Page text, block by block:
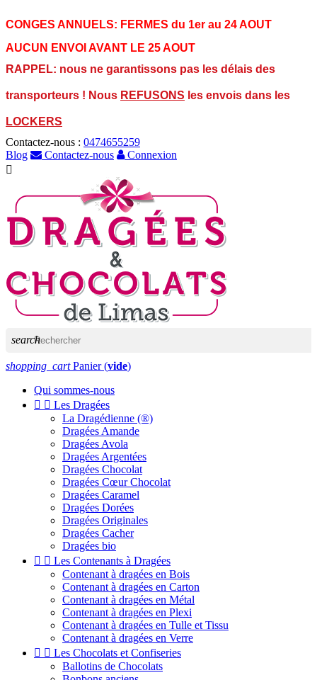
CONGES ANNUELS: FERMES du 1er au 24 AOUT
AUCUN ENVOI AVANT LE 25 AOUT
RAPPEL: nous ne garantissons pas les délais des
transporteurs ! Nous REFUSONS les envois dans les
LOCKERS
Contactez-nous : 0474655259
Blog
Contactez-nous
Connexion

search
shopping_cart Panier (vide)
Qui sommes-nous
  Les Dragées
La Dragédienne (®)
Dragées Amande
Dragées Avola
Dragées Argentées
Dragées Chocolat
Dragées Cœur Chocolat
Dragées Caramel
Dragées Dorées
Dragées Originales
Dragées Cacher
Dragées bio
  Les Contenants à Dragées
Contenant à dragées en Bois
Contenant à dragées en Carton
Contenant à dragées en Métal
Contenant à dragées en Plexi
Contenant à dragées en Tulle et Tissu
Contenant à dragées en Verre
  Les Chocolats et Confiseries
Ballotins de Chocolats